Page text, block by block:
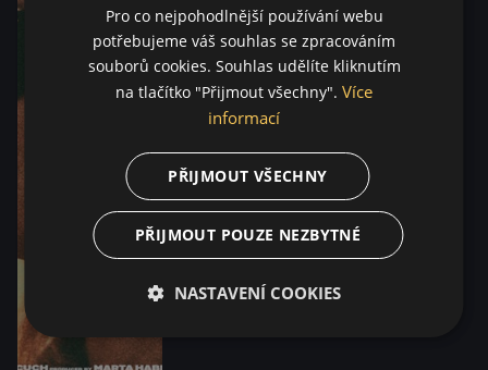
Pro co nejpohodlnější používání webu
potřebujeme váš souhlas se zpracováním
souborů cookies. Souhlas udělíte kliknutím
na tlačítko "Přijmout všechny". Více
informací
PŘIJMOUT VŠECHNY
PŘIJMOUT POUZE NEZBYTNÉ
NASTAVENÍ COOKIES